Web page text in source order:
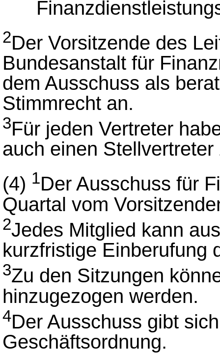
2Der Vorsitzende des
Bundesanstalt für
dem Ausschuss als
Stimmrecht an.
3Für jeden Vertreter
auch einen
(4) 1Der Ausschuss für
Quartal vom
2Jedes Mitglied kann
kurzfristige Einberufung
3Zu den Sitzungen
hinzugezogen werden.
4Der Ausschuss gibt
Geschäftsordnung.